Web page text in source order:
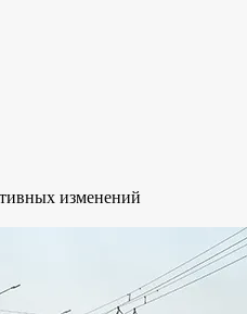
изменений